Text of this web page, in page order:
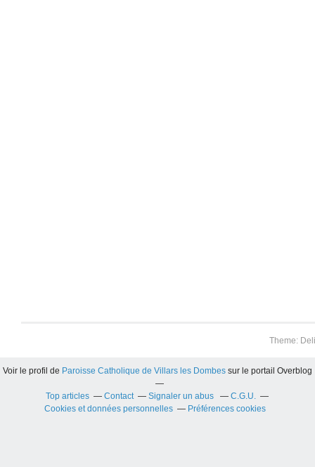
Theme:
Voir le profil de Paroisse Catholique de Villars les Dombes sur le portail Overblog
Top articles Contact Signaler un abus
C.G.U.
Cookies et données personnelles
Préférences cookies